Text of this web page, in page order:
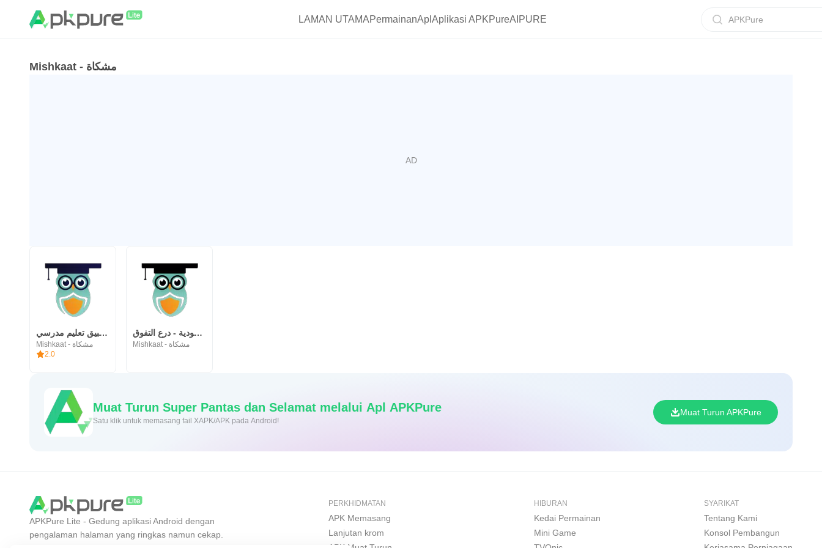
LAMAN UTAMAPermainanApl Aplikasi APKPureAIPURE APKPure
Mishkaat - مشكاة
درع التفوق - تطبيق تعليم مدرسي
Mishkaat - مشكاة
2.0
قدرات السعودية - درع التفوق
Mishkaat - مشكاة
Muat Turun Super Pantas dan Selamat melalui Apl APKPure
Satu klik untuk memasang fail XAPK/APK pada Android!
Muat Turun APKPure
APKPure Lite - Gedung aplikasi Android dengan
pengalaman halaman yang ringkas namun cekap.
PERKHIDMATAN
APK Memasang
Lanjutan krom
HIBURAN
Kedai Permainan
Mini Game
SYARIKAT
Tentang Kami
Konsol Pembangun